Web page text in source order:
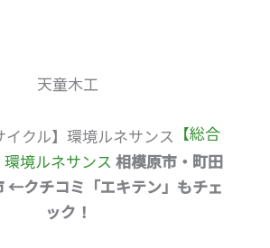
天童木工
【総合
境ルネサンス 相模原市・町田
←クチコミ「エキテン」もチェ
ック！